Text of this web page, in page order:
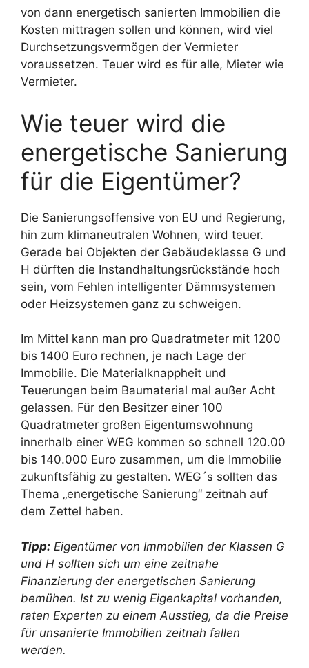
von dann energetisch sanierten Immobilien die
Kosten mittragen sollen und können, wird viel
Durchsetzungsvermögen der Vermieter
voraussetzen. Teuer wird es für alle, Mieter wie
Vermieter.
Wie teuer wird die
energetische Sanierung
für die Eigentümer?
Die Sanierungsoffensive von EU und Regierung,
hin zum klimaneutralen Wohnen, wird teuer.
Gerade bei Objekten der Gebäudeklasse G und
H dürften die Instandhaltungsrückstände hoch
sein, vom Fehlen intelligenter Dämmsystemen
oder Heizsystemen ganz zu schweigen.
Im Mittel kann man pro Quadratmeter mit 1200
bis 1400 Euro rechnen, je nach Lage der
Immobilie. Die Materialknappheit und
Teuerungen beim Baumaterial mal außer Acht
gelassen. Für den Besitzer einer 100
Quadratmeter großen Eigentumswohnung
innerhalb einer WEG kommen so schnell 120.00
bis 140.000 Euro zusammen, um die Immobilie
zukunftsfähig zu gestalten. WEG´s sollten das
Thema „energetische Sanierung“ zeitnah auf
dem Zettel haben.
Tipp: Eigentümer von Immobilien der Klassen G
und H sollten sich um eine zeitnahe
Finanzierung der energetischen Sanierung
bemühen. Ist zu wenig Eigenkapital vorhanden,
raten Experten zu einem Ausstieg, da die Preise
für unsanierte Immobilien zeitnah fallen
werden.